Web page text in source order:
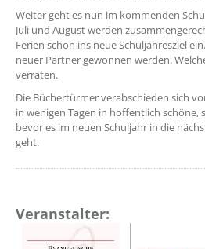
Weiter geht es nun im kommenden
Juli und August werden
Ferien schon ins neue Schuljahresziel
neuer Partner gewonnen werden.
verraten.
Die Büchertürmer verabschieden sich
in wenigen Tagen in hoffentlich schöne,
bevor es im neuen Schuljahr in die
geht.
Veranstalter: